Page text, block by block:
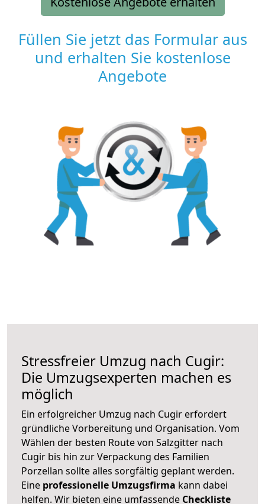
Füllen Sie jetzt das Formular aus
und erhalten Sie kostenlose
Angebote
Stressfreier Umzug nach Cugir:
Die Umzugsexperten machen es
möglich
Ein erfolgreicher Umzug nach Cugir erfordert
gründliche Vorbereitung und Organisation. Vom
Wählen der besten Route von Salzgitter nach
Cugir bis hin zur Verpackung des Familien
Porzellan sollte alles sorgfältig geplant werden.
Eine professionelle Umzugsfirma kann dabei
helfen. Wir bieten eine umfassende Checkliste